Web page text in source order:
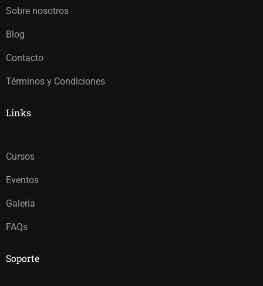
Sobre nosotros
Blog
Contacto
Términos y Condiciones
Links
Cursos
Eventos
Galería
FAQs
Soporte